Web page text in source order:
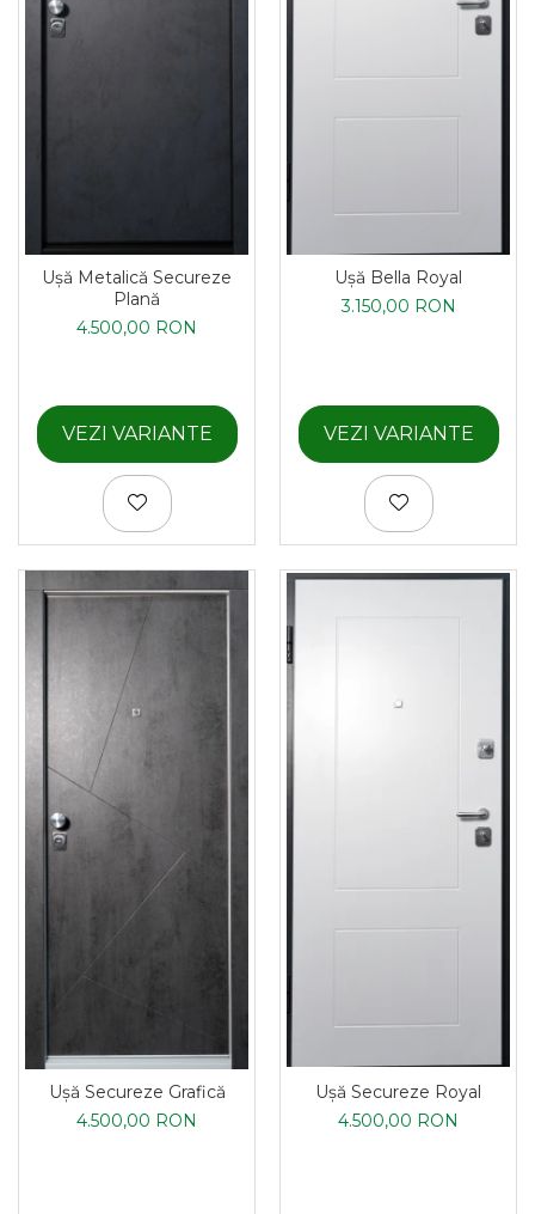
Ușă Metalică Secureze
Plană
4.500,00 RON
VEZI VARIANTE
Ușă Bella Royal
3.150,00 RON
VEZI VARIANTE
Ușă Secureze Grafică
4.500,00 RON
Ușă Secureze Royal
4.500,00 RON